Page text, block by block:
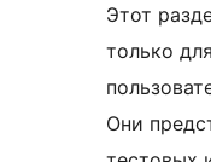
Этот
только
Они